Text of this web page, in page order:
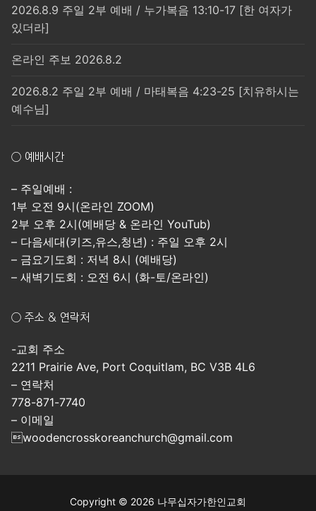
2026.8.9 주일 2부 예배 / 누가복음 13:10-17 [한 여자가
있더라]
온라인 주보 2026.8.2
2026.8.2 주일 2부 예배 / 마태복음 4:23-25 [치유하시는
예수님]
○ 예배시간
– 주일예배 :
1부 오전 9시(온라인 ZOOM)
2부 오후 2시(예배당 & 온라인 YouTub)
– 다음세대(키즈,유스,청년) : 주일 오후 2시
– 금요기도회 : 저녁 8시 (예배당)
– 새벽기도회 : 오전 6시 (화-토/온라인)
○ 주소 & 연락처
-교회 주소
2211 Prairie Ave, Port Coquitlam, BC V3B 4L6
– 연락처
778-871-7740
– 이메일
woodencrosskoreanchurch@gmail.com
Copyright © 2026 나무십자가한인교회